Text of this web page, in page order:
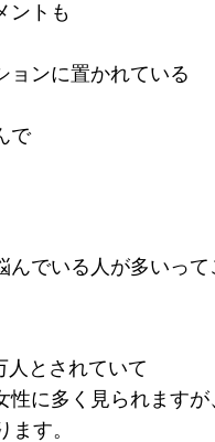
ントも
ョンに置かれている
で
でいる人が多いって
人とされていて
に多く見られますが
す。